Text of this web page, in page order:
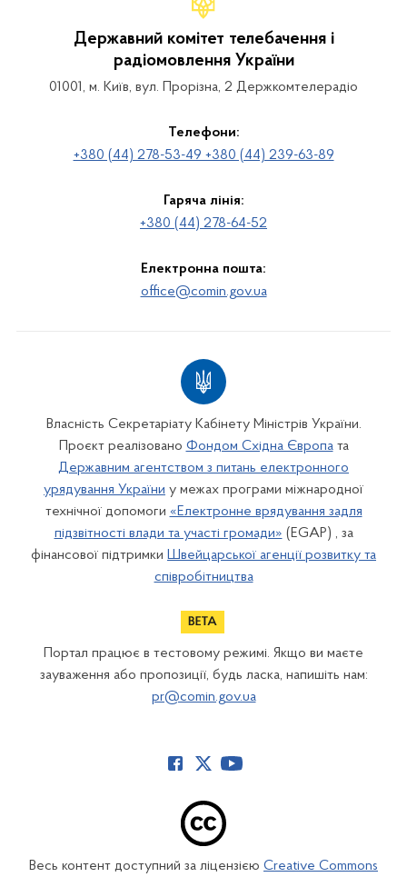
Державний комітет телебачення і
радіомовлення України
01001, м. Київ, вул. Прорізна, 2 Держкомтелерадіо
Телефони:
+380 (44) 278-53-49 +380 (44) 239-63-89
Гаряча лінія:
+380 (44) 278-64-52
Електронна пошта:
office@comin.gov.ua
Власність Секретаріату Кабінету Міністрів України.
Проєкт реалізовано Фондом Східна Європата
Державним агентством з питань електронного
урядування України у межах програми міжнародної
технічної допомоги «Електронне врядування задля
підзвітності влади та участі громади» (EGAP) , за
фінансової підтримки Швейцарської агенції розвитку та
співробітництва
Портал працює в тестовому режимі. Якщо ви маєте
зауваження або пропозиції, будь ласка, напишіть нам:
pr@comin.gov.ua
Весь контент доступний за ліцензією Creative Commons